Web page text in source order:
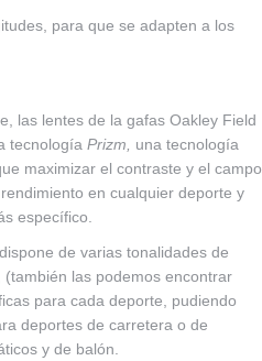
para que se adapten a los
las lentes de la gafas Oakley Field
tecnología Prizm, una tecnología
maximizar el contraste y el campo
en cualquier deporte y
específico.
de varias tonalidades de
las podemos encontrar
para cada deporte, pudiendo
deportes de carretera o de
y de balón.